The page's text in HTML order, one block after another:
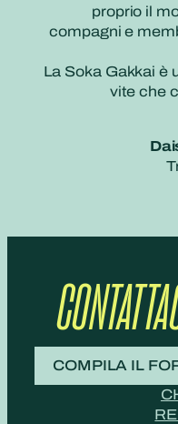
proprio il
compagni e
La Soka Gakkai è
vite che
COMPILA IL